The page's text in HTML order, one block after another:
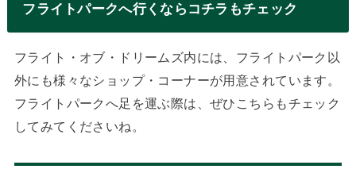
フライトパークへ行くならコチラもチェック
フライト・オブ・ドリームズ内には、フライトパーク以
外にも様々なショップ・コーナーが用意されています。
フライトパークへ足を運ぶ際は、ぜひこちらもチェック
してみてくださいね。